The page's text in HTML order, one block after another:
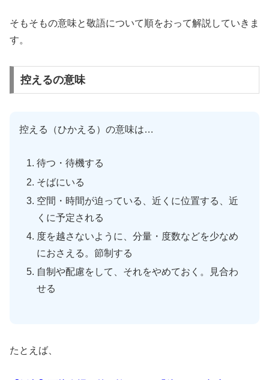
そもそもの意味と敬語について順をおって解説していきま
す。
控えるの意味
控える（ひかえる）の意味は…
待つ・待機する
そばにいる
空間・時間が迫っている、近くに位置する、近
くに予定される
度を越さないように、分量・度数などを少なめ
におさえる。節制する
自制や配慮をして、それをやめておく。見合わ
せる
たとえば、